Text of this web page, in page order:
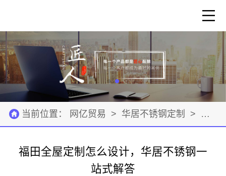
当前位置： 网亿贸易 > 华居不锈钢定制 > 建筑
福田全屋定制怎么设计，华居不锈钢一
站式解答